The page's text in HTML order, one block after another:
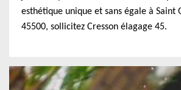
esthétique unique et sans égale à Saint
45500, sollicitez Cresson élagage 45.